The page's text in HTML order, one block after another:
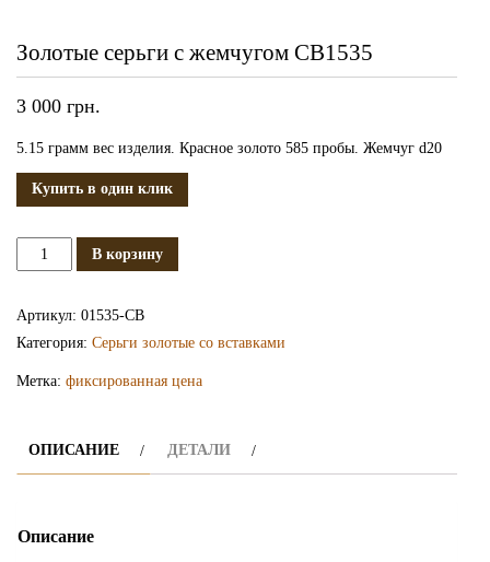
Золотые серьги с жемчугом СВ1535
3 000 грн.
5.15 грамм вес изделия. Красное золото 585 пробы. Жемчуг d20
Купить в один клик
Количество
СВ1535
В корзину
Артикул: 01535-СВ
Категория: Серьги золотые со вставками
Метка: фиксированная цена
ОПИСАНИЕ ДЕТАЛИ
Описание